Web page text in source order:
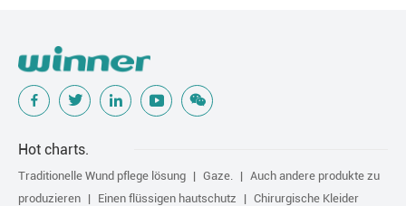
Hot charts.
Traditionelle Wund pflege lösung Gaze.
Auch andere produkte zu
produzieren
Einen flüssigen hautschutz
Chirurgische Kleider